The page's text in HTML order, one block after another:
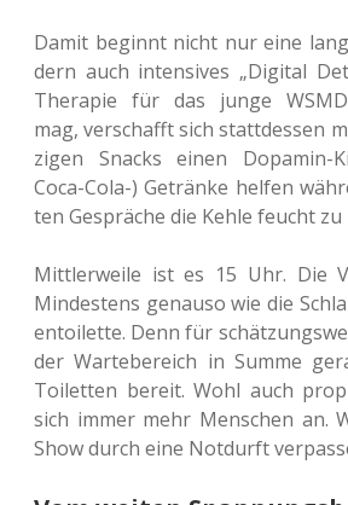
Damit beginnt nicht nur eine
dern auch inten­si­ves „Digi­tal
The­ra­pie für das junge
mag, ver­schafft sich statt­des­sen
zi­gen Snacks einen Dopa­min-
Coca-Cola-) Geträn­ke helfen
ten Gesprä­che die Kehle feucht zu
Mitt­ler­wei­le ist es 15 Uhr. Die
Min­des­tens genau­so wie die
en­toi­let­te. Denn für
der War­te­be­reich in Summe
Toi­let­ten bereit. Wohl auch
sich immer mehr Men­schen an.
Show durch eine Not­durft